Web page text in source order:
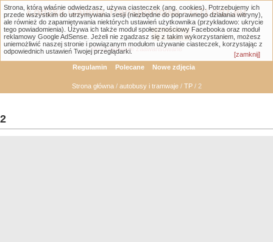
Łódzka Galeria Transportowa - GTLodz.eu
Wyszukiwanie zaawansowane
Regulamin Polecane Nowe zdjęcia
Strona główna/ autobusy i tramwaje/ TP/ 2
2
Strona, którą właśnie odwiedzasz, używa ciasteczek (ang. cookies). Potrzebujemy ich
przede wszystkim do utrzymywania sesji (niezbędne do poprawnego działania witryny),
ale również do zapamiętywania niektórych ustawień użytkownika (przykładowo: ukrycie
tego powiadomienia). Używa ich także moduł społecznościowy Facebooka oraz moduł
reklamowy Google AdSense. Jeżeli nie zgadzasz się z takim wykorzystaniem, możesz
uniemożliwić naszej stronie i powiązanym modułom używanie ciasteczek, korzystając z
odpowiednich ustawień Twojej przeglądarki.
[zamknij]